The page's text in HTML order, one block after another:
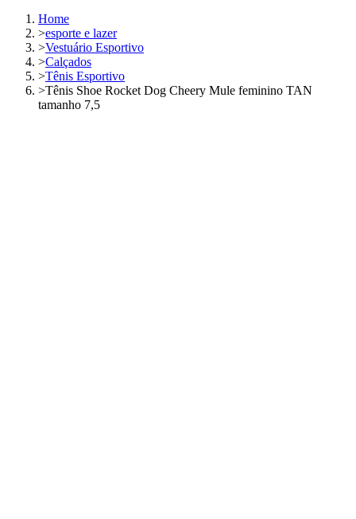
Home
>esporte e lazer
>Vestuário Esportivo
>Calçados
>Tênis Esportivo
>Tênis Shoe Rocket Dog Cheery Mule feminino TAN
tamanho 7,5